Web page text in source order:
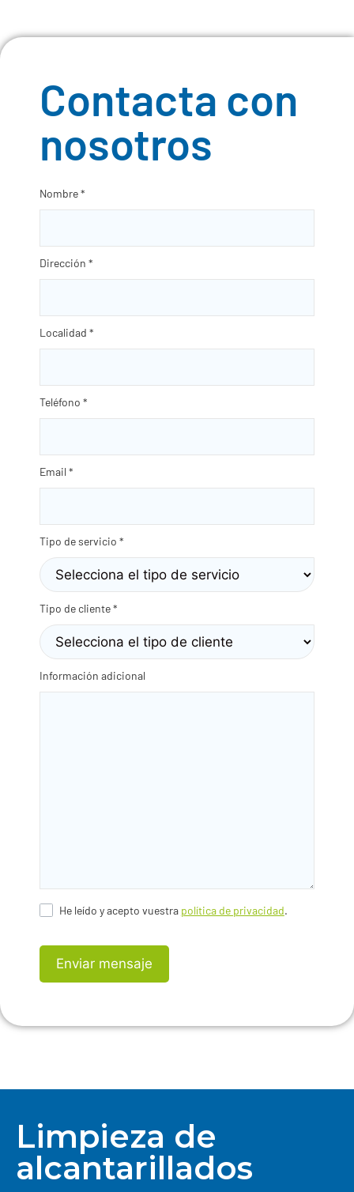
Contacta con
nosotros
Nombre*
Dirección *
Localidad *
Teléfono *
Email *
Tipo de servicio *
Tipo de cliente*
Información adicional
He leído y acepto vuestra política de privacidad.
Enviar mensaje
Limpieza de
alcantarillados